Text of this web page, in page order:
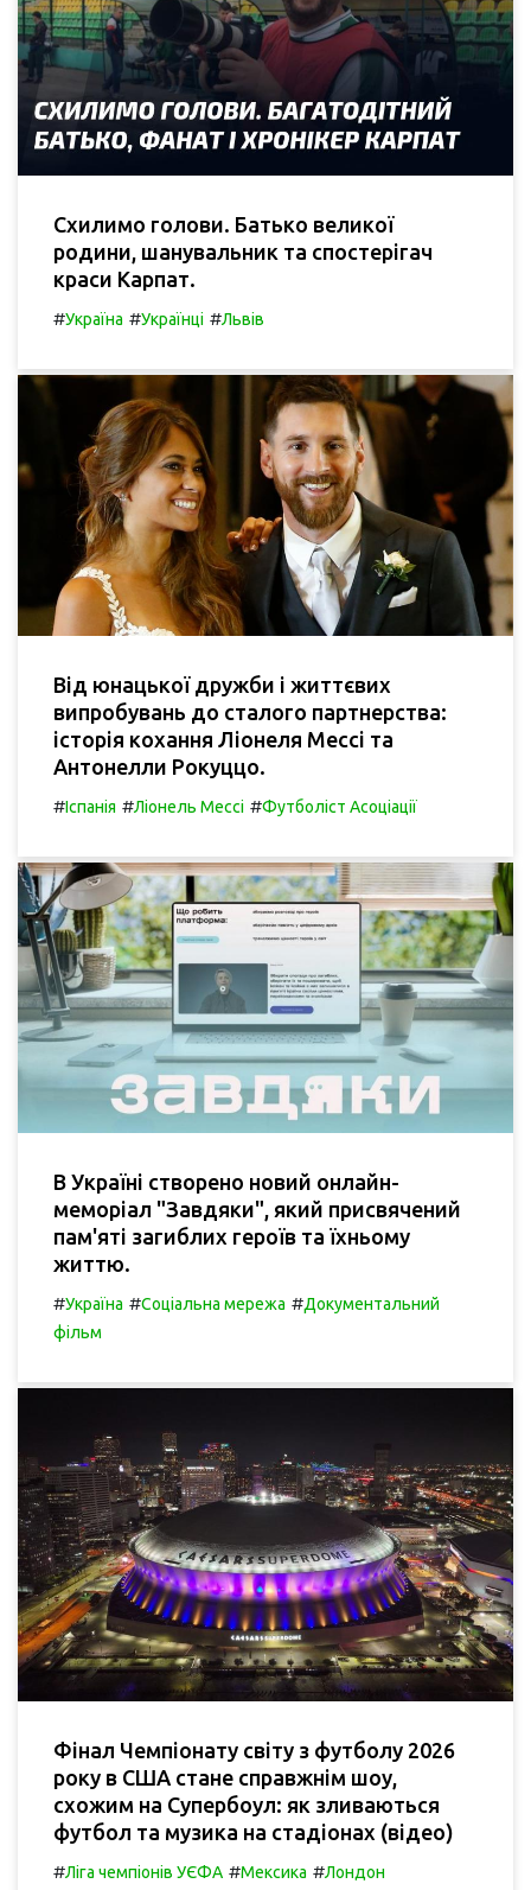
Схилимо голови. Батько великої
родини, шанувальник та спостерігач
краси Карпат.
#Україна #Українці #Львів
Від юнацької дружби і життєвих
випробувань до сталого партнерства:
історія кохання Ліонеля Мессі та
Антонелли Рокуццо.
#Іспанія #Ліонель Мессі #Футболіст Асоціації
В Україні створено новий онлайн-
меморіал "Завдяки", який присвячений
пам'яті загиблих героїв та їхньому
життю.
#Україна #Соціальна мережа #Документальний
фільм
Фінал Чемпіонату світу з футболу 2026
року в США стане справжнім шоу,
схожим на Супербоул: як зливаються
футбол та музика на стадіонах (відео)
#Ліга чемпіонів УЄФА #Мексика #Лондон